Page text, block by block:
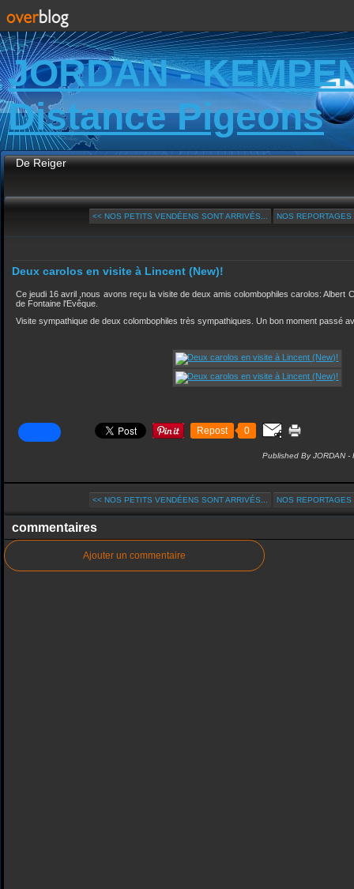
JORDAN -
Distance Pigeons
De Reiger
<< NOS PETITS VENDÉENS SONT ARRIVÉS... NOS
Deux carolos en visite à Lincent (New)!
Ce jeudi 16 avril ,nous avons reçu la visite de deux amis colombophiles carolos: Albert
de Fontaine l'Evêque.
Visite sympathique de deux colombophiles très sympathiques. Un bon moment passé
Repost 0
Published By JORDAN
<< NOS PETITS VENDÉENS SONT ARRIVÉS... NOS
commentaires
Ajouter un commentaire